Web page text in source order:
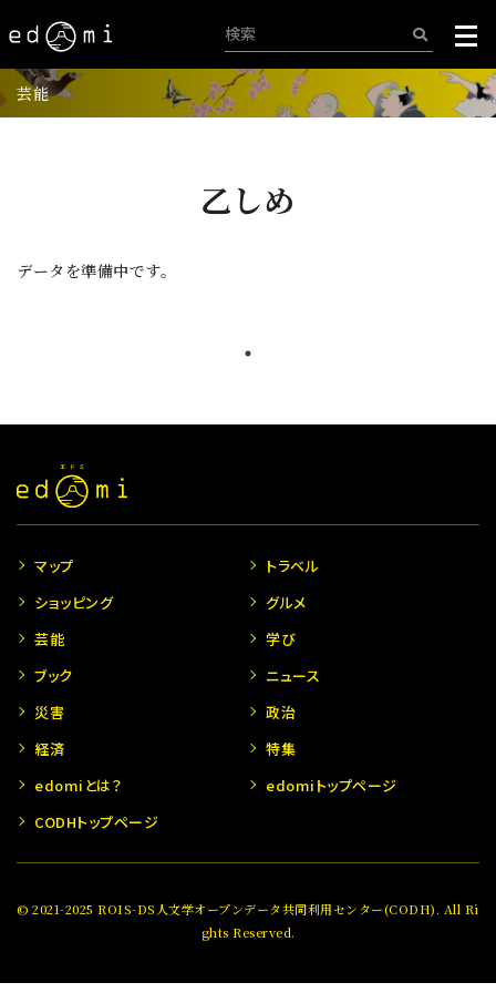
芸能
乙しめ
データを準備中です。
マップ
トラベル
ショッピング
グルメ
芸能
学び
ブック
ニュース
災害
政治
経済
特集
edomiとは？
edomiトップページ
CODHトップページ
© 2021-2025 ROIS-DS人文学オープンデータ共同利用センター(CODH). All Ri
ghts Reserved.